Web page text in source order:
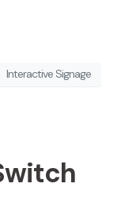
Interactive Signage